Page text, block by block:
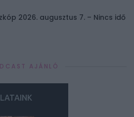
2026. augusztus 7. – Nincs idő
AJÁNLÓ